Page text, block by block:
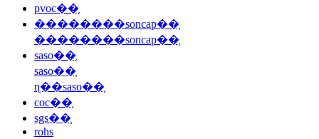
pvoc��֤
��������soncap��֤
��������soncap��֤
saso��֤
saso��֤
ɳ��saso��֤
coc��֤
sgs��֤
rohs